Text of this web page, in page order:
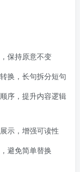
保持原意不变
换，长句拆分短句
序，提升内容逻辑
示，增强可读性
避免简单替换